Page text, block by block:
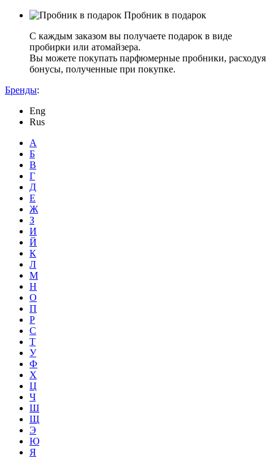
Пробник в подарок
С каждым заказом вы получаете подарок в виде
пробирки или атомайзера.
Вы можете покупать парфюмерные пробники, расходуя
бонусы, полученные при покупке.
Бренды:
Eng
Rus
А
Б
В
Г
Д
Е
Ж
З
И
Й
К
Л
М
Н
О
П
Р
С
Т
У
Ф
Х
Ц
Ч
Ш
Щ
Э
Ю
Я